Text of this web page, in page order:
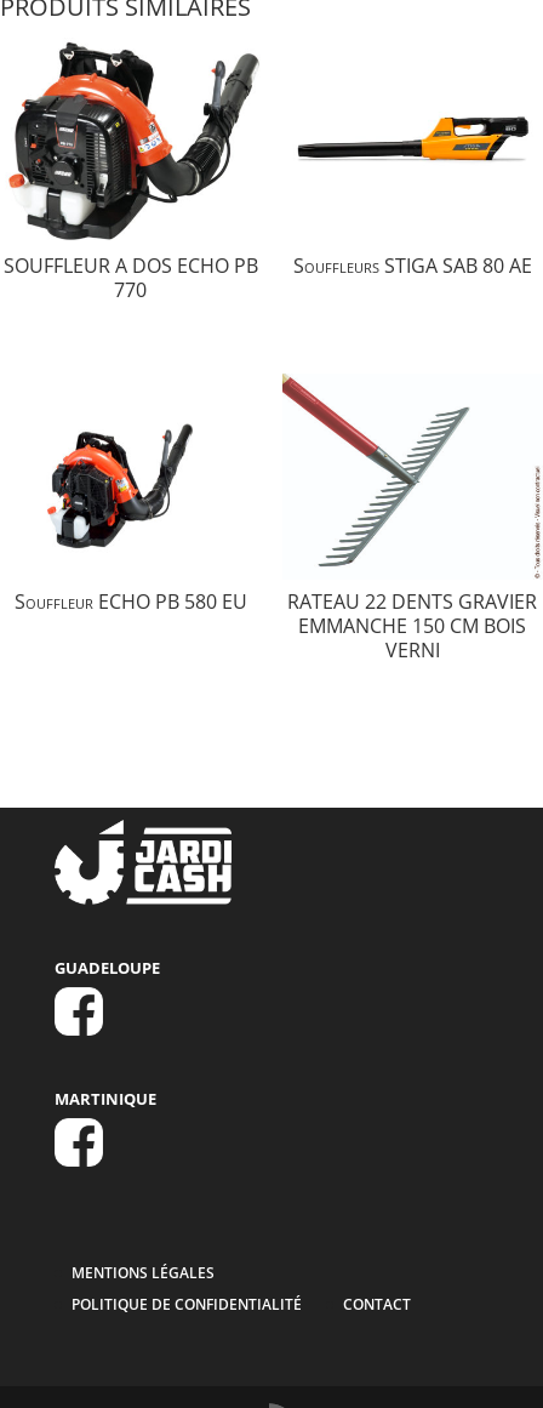
SOUFFLEUR A DOS ECHO PB
770
Souffleurs STIGA SAB 80 AE
Souffleur ECHO PB 580 EU
RATEAU 22 DENTS GRAVIER
EMMANCHE 150 CM BOIS
VERNI
GUADELOUPE
MARTINIQUE
MENTIONS LÉGALES
POLITIQUE DE CONFIDENTIALITÉ
CONTACT